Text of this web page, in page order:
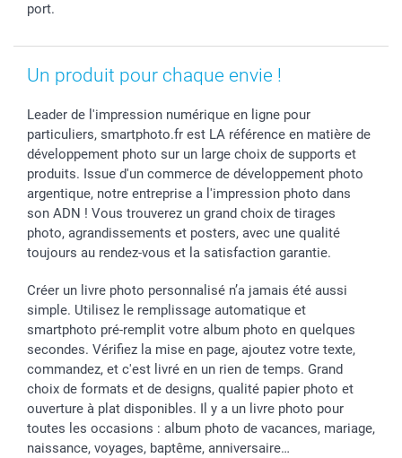
port.
Un produit pour chaque envie !
Leader de l'impression numérique en ligne pour
particuliers, smartphoto.fr est LA référence en matière de
développement photo sur un large choix de supports et
produits. Issue d'un commerce de développement photo
argentique, notre entreprise a l'impression photo dans
son ADN ! Vous trouverez un grand choix de tirages
photo, agrandissements et posters, avec une qualité
toujours au rendez-vous et la satisfaction garantie.
Créer un livre photo personnalisé n’a jamais été aussi
simple. Utilisez le remplissage automatique et
smartphoto pré-remplit votre album photo en quelques
secondes. Vérifiez la mise en page, ajoutez votre texte,
commandez, et c'est livré en un rien de temps. Grand
choix de formats et de designs, qualité papier photo et
ouverture à plat disponibles. Il y a un livre photo pour
toutes les occasions : album photo de vacances, mariage,
naissance, voyages, baptême, anniversaire…